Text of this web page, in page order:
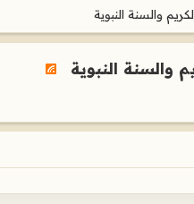
والسنة النبوية
والسنة النبوية